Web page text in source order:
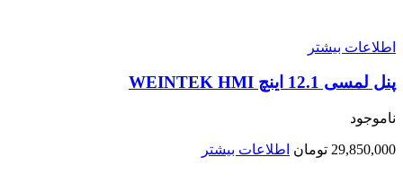
اطلاعات بیشتر
پنل لمسی 12.1 اینچ WEINTEK HMI
ناموجود
29,850,000 تومان اطلاعات بیشتر